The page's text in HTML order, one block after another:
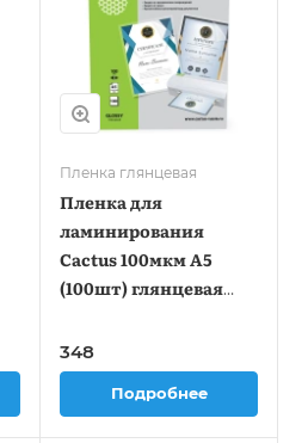
Пленка глянцевая
Пленка для
ламинирования
Cactus 100мкм A5
(100шт) глянцевая
LPGA5100100
348
Подробнее